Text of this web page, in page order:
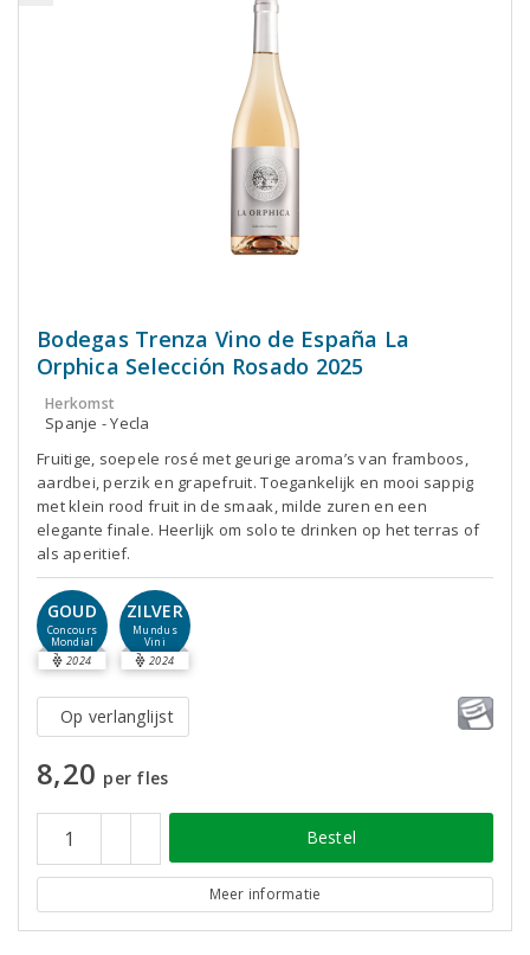
Bodegas Trenza Vino de España La
Orphica Selección Rosado 2025
Herkomst
Spanje - Yecla
Fruitige, soepele rosé met geurige aroma’s van framboos,
aardbei, perzik en grapefruit. Toegankelijk en mooi sappig
met klein rood fruit in de smaak, milde zuren en een
elegante finale. Heerlijk om solo te drinken op het terras of
als aperitief.
GOUD
Concours
Mondial
2024
ZILVER
Mundus
Vini
2024
Op verlanglijst
8,20 per fles
Bestel
Meer informatie